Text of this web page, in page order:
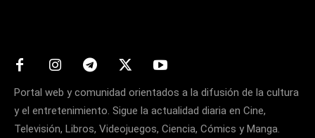
Portal web y comunidad orientados a la difusión de la cultura
y el entretenimiento. Sigue la actualidad diaria en Cine,
Televisión, Libros, Videojuegos, Ciencia, Cómics y Manga.